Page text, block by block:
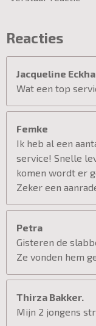
Reacties
Jacqueline
Wat een top
Femke
Ik heb al een
service! Snelle
komen wordt er
Zeker een
Petra
Gisteren de
Ze vonden hem
Thirza Bakker.
Mijn 2 jongens